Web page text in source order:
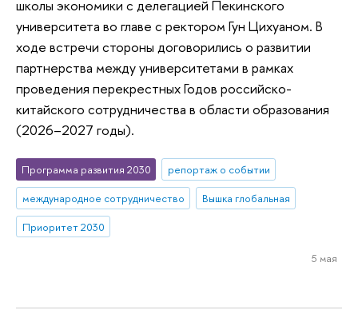
школы экономики с делегацией Пекинского
университета во главе с ректором Гун Цихуаном. В
ходе встречи стороны договорились о развитии
партнерства между университетами в рамках
проведения перекрестных Годов российско-
китайского сотрудничества в области образования
(2026–2027 годы).
Программа развития 2030
репортаж о событии
международное сотрудничество
Вышка глобальная
Приоритет 2030
5 мая